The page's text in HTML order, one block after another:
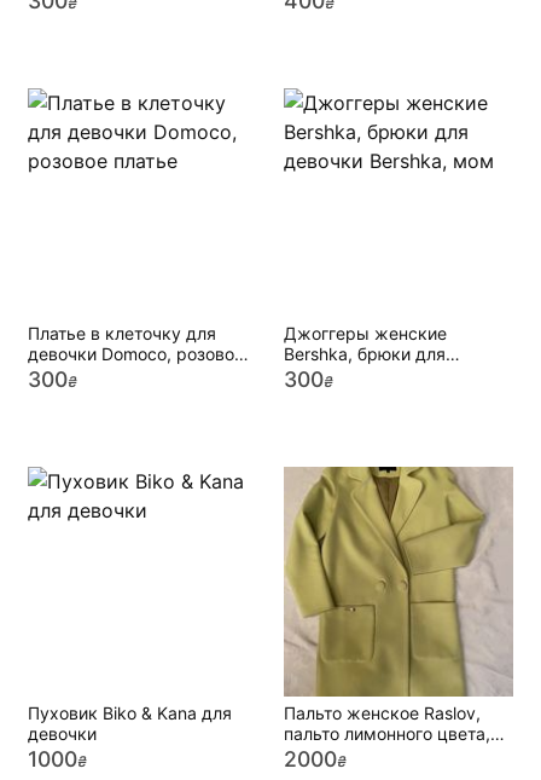
Платье в клеточку для
девочки Domoco, розовое
платье
300₴
Джоггеры женские
Bershka, брюки для
девочки Bershka, мом
300₴
Пуховик Biko & Kana для
девочки
1000₴
Пальто женское Raslov,
пальто лимонного цвета,
пальто оверсайз
2000₴